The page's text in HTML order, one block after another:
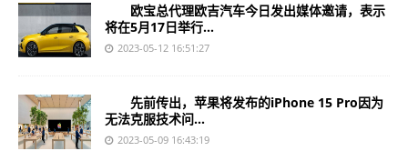
欧宝总代理欧吉汽车今日发出媒体邀请，表示
将在5月17日举行...
2023-05-12 16:51:27
先前传出，苹果将发布的iPhone 15 Pro因为
无法克服技术问...
2023-05-09 16:43:19